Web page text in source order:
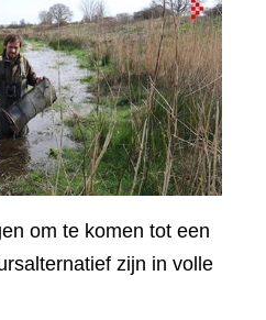
om te komen tot een
zijn in volle